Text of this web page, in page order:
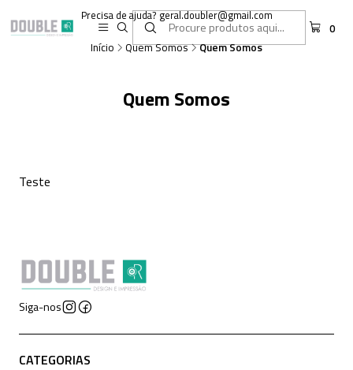
0
Precisa de ajuda? geral.doubler@gmail.com
Início Quem Somos Quem Somos
Quem Somos
Teste
Siga-nos
CATEGORIAS